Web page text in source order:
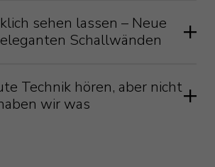
überarbeitete C-CAM-Gold-
Aluminium/Magnesium“
bei der Entwicklung der
sehen lassen – Neue
Schallwänden
Technik hören, aber nicht
wir was